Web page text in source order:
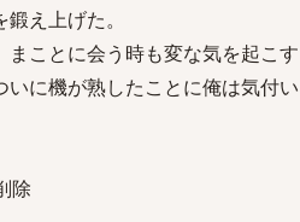
え上げた。
ことに会う時も変な気を起こす
に機が熟したことに俺は気付い
除